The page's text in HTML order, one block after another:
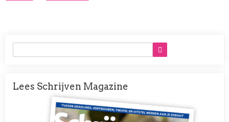
Lees Schrijven Magazine
Afbeelding